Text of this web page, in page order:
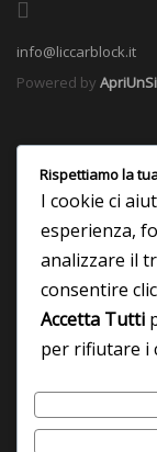
info@liccarblock.it
Powered by
Rispettiamo la
I cookie ci
esperienza,
analizzare il
consentire
Accetta Tutti
per rifiutare i